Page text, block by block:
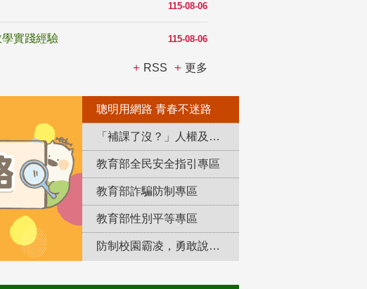
115-08-06
115-08-06
實踐經驗
RSS 更多
聰明用網路 青春不迷路
「補課了沒？」人權及轉型正義教育專區
教育部全民安全指引專區
教育部詐騙防制專區
教育部性別平等專區
防制校園霸凌，勇敢說出來！